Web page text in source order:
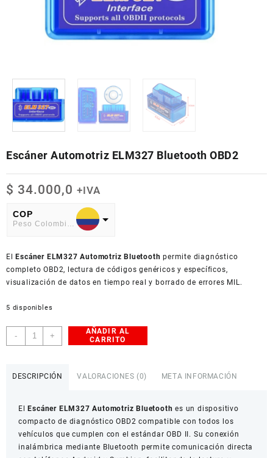
Escáner Automotriz ELM327 Bluetooth OBD2
$ 34.000,0 +IVA
COP
American Dollar
ElEscáner ELM327 Automotriz Bluetooth permite diagnóstico
completo OBD2, lectura de códigos genéricos y específicos,
visualización de datos en tiempo real y borrado de errores MIL.
5 disponibles
-
Escáner
Automotriz
Bluetooth
+
AÑADIR AL
CARRITO
DESCRIPCIÓN VALORACIONES (0) META INFORMACIÓN
ElEscáner ELM327 Automotriz Bluetooth es un dispositivo
compacto de diagnóstico OBD2 compatible con todos los
vehículos que cumplen con el estándar OBD II. Su conexión
inalámbrica mediante Bluetooth permite comunicación directa